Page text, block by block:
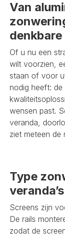
Van
Of u nu een
wilt voorzien,
staan of voor
nodig heeft: de
wensen past.
veranda,
ziet meteen de
Type
veranda’s
Screens zijn
De rails
zodat de